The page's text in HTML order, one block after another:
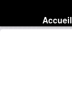
Accueil